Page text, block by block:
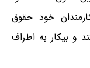
خود حقوق
و بیکار به اطراف